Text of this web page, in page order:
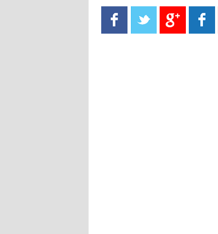
13:40
- 2021/08/15
يوفيتش يعرض خدماته على الإنتير